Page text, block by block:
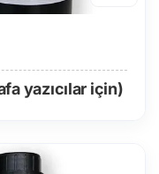
yazıcılar için)